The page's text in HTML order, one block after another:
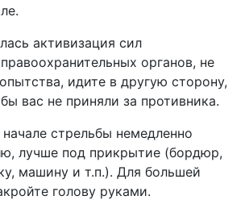
активизация сил
органов, не
идите в другую сторону,
вас не приняли за противника.
стрельбы немедленно
лучше под прикрытие (бордюр,
машину и т.п.). Для большей
голову руками.